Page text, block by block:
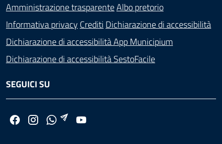
Amministrazione trasparenteAlbo pretorio
Informativa privacy Crediti Dichiarazione di accessibilità
Dichiarazione di accessibilità App Municipium
Dichiarazione di accessibilità SestoFacile
SEGUICI SU